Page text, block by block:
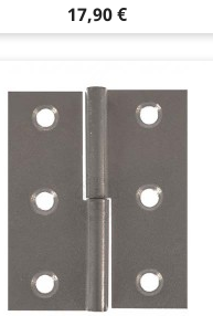
Hinta
17,90 €